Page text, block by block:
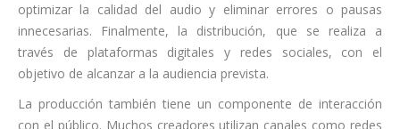
optimizar la calidad del audio y eliminar errores o pausas
innecesarias. Finalmente, la distribución, que se realiza a
través de plataformas digitales y redes sociales, con el
objetivo de alcanzar a la audiencia prevista.
La producción también tiene un componente de interacción
con el público. Muchos creadores utilizan canales como redes